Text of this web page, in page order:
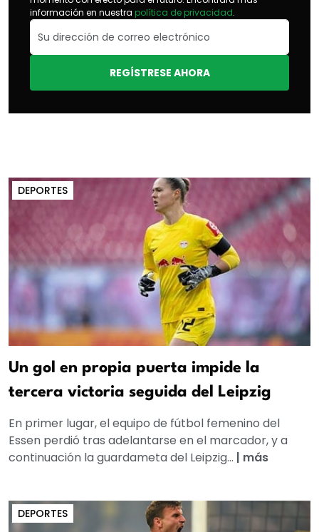
información en nuestra política de privacidad.
REGÍSTRESE AHORA
DEPORTES
Un gol en propia puerta impide la
tercera victoria seguida del Leipzig
En primer lugar, el equipo de fútbol femenino del
Essen perdió tras adelantarse en el marcador, y a
continuación la guardameta del Leipzig... | más
DEPORTES